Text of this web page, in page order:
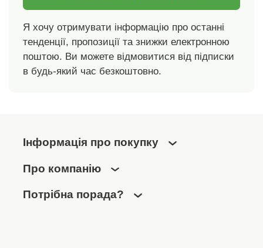
Я хочу отримувати інформацію про останні
тенденції, пропозиції та знижки електронною
поштою. Ви можете відмовитися від підписки
в будь-який час безкоштовно.
Інформація про покупку
Про компанію
Потрібна порада?